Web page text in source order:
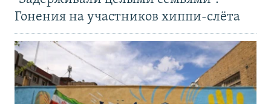
Гонения на участников хиппи-слёта